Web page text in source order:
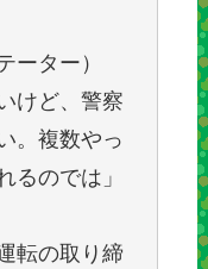
ーター）
けど、警察
。複数やっ
るのでは」
転の取り締